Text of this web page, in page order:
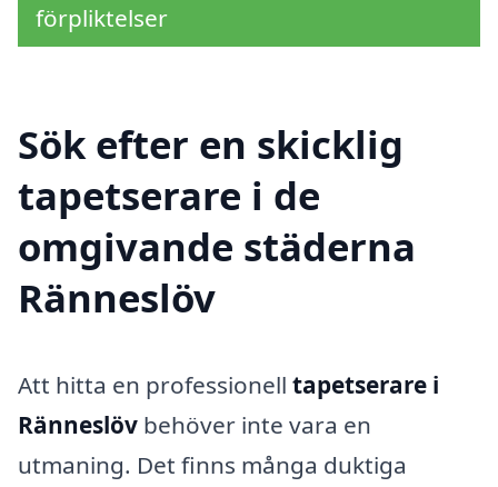
förpliktelser
Sök efter en skicklig
tapetserare i de
omgivande städerna
Ränneslöv
Att hitta en professionell tapetserare i
Ränneslöv behöver inte vara en
utmaning. Det finns många duktiga